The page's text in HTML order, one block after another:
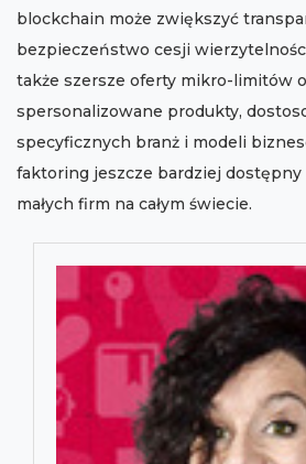
blockchain może zwiększyć
bezpieczeństwo cesji
także szersze oferty mikro-limitów
spersonalizowane produkty,
specyficznych branż i modeli
faktoring jeszcze bardziej dostępny
małych firm na całym świecie.